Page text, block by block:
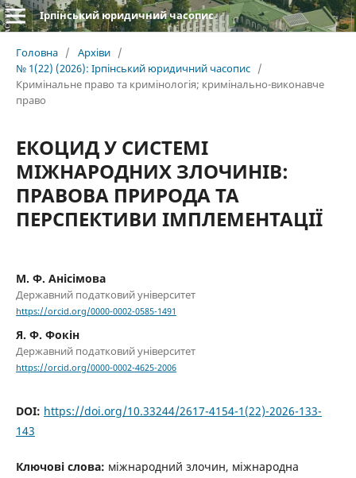
Ірпінський юридичний часопис
Головна / Архіви /
№ 1(22) (2026): Ірпінський юридичний часопис /
Кримінальне право та кримінологія; кримінально-виконавче
право
ЕКОЦИД У СИСТЕМІ
МІЖНАРОДНИХ ЗЛОЧИНІВ:
ПРАВОВА ПРИРОДА ТА
ПЕРСПЕКТИВИ ІМПЛЕМЕНТАЦІЇ
М. Ф. Анісімова
Державний податковий університет
https://orcid.org/0000-0002-0585-1491
Я. Ф. Фокін
Державний податковий університет
https://orcid.org/0000-0002-4625-2006
DOI: https://doi.org/10.33244/2617-4154-1(22)-2026-133-
143
Ключові слова: міжнародний злочин, міжнародна